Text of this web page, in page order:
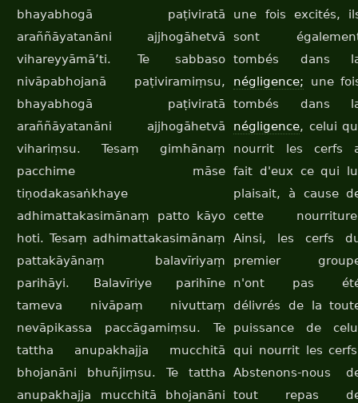
bhayabhogā paṭiviratā
araññāyatanāni ajjhogāhetvā
vihareyyāmā’ti. Te sabbaso
nivāpabhojanā paṭiviramiṃsu,
bhayabhogā paṭiviratā
araññāyatanāni ajjhogāhetvā
vihariṃsu. Tesaṃ gimhānaṃ
pacchime māse
tiṇodakasaṅkhaye
adhimattakasimānaṃ patto kāyo
hoti. Tesaṃ adhimattakasimānaṃ
pattakāyānaṃ balavīriyaṃ
parihāyi. Balavīriye parihīne
tameva nivāpaṃ nivuttaṃ
nevāpikassa paccāgamiṃsu. Te
tattha anupakhajja mucchitā
bhojanāni bhuñjiṃsu. Te tattha
anupakhajja mucchitā bhojanāni
une fois excités,
sont
tombés dans
négligence; une
tombés dans
négligence, celui
nourrit les cerfs
fait d'eux ce qui
plaisait, à cause
cette
Ainsi, les cerfs
premier
n'ont pas
délivrés de la
puissance de
qui nourrit les
Abstenons-nous
tout repas